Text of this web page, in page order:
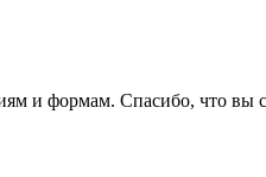
и формам. Спасибо, что